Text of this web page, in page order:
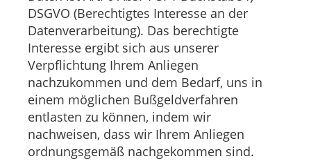
DSGVO (Berechtigtes Interesse an der
Datenverarbeitung). Das berechtigte
Interesse ergibt sich aus unserer
Verpflichtung Ihrem Anliegen
nachzukommen und dem Bedarf, uns in
einem möglichen Bußgeldverfahren
entlasten zu können, indem wir
nachweisen, dass wir Ihrem Anliegen
ordnungsgemäß nachgekommen sind.